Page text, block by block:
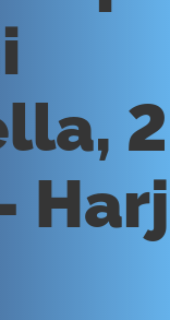
2